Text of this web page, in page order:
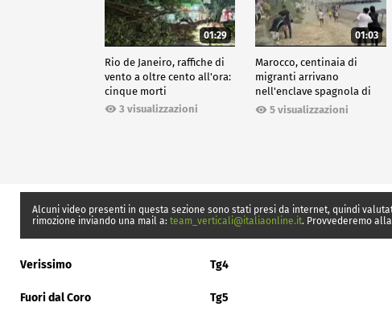
01:29
Rio de Janeiro, raffiche di
vento a oltre cento all'ora:
cinque morti
3 visualizzazioni
01:03
Marocco, centinaia di
migranti arrivano
nell'enclave spagnola di
Ceuta5 visualizzazioni
Alcuni video presenti in questa sezione sono stati presi da internet, quindi
rimozione inviando una mail a: team_verticali@italiaonline.it. Provvederemo
Verissimo Tg4
Fuori dal Coro Tg5